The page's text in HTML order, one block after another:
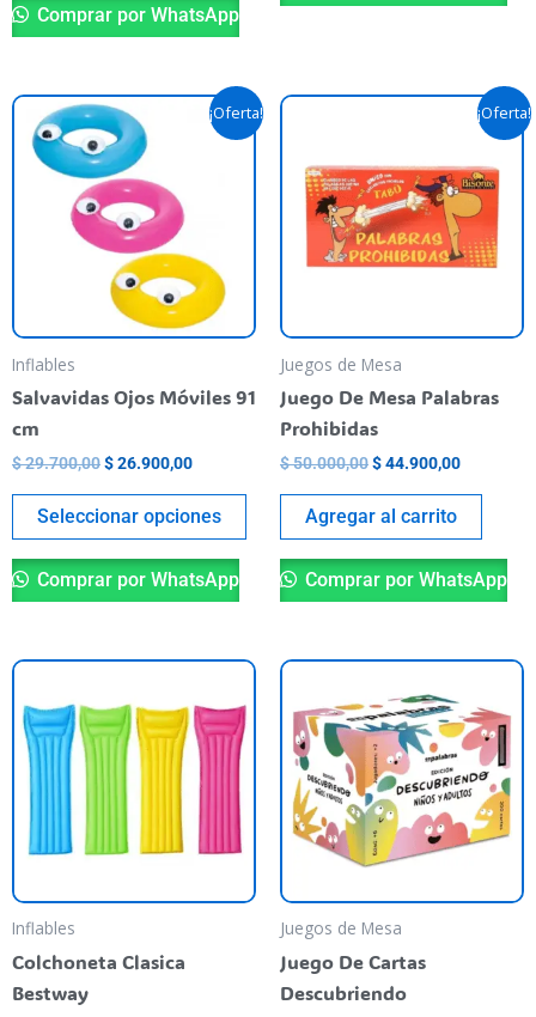
Comprar por WhatsApp
¡Oferta!
Inflables
Salvavidas Ojos Móviles 91
cm
$29.700,00
El
precio
original
era:
$ 29.700,00.
$26.900,00
El
precio
actual
Seleccionar opciones
Este
producto
variantes.
se
pueden
elegir
producto
Comprar por WhatsApp
¡Oferta!
Juegos de Mesa
Juego De Mesa Palabras
Prohibidas
$50.000,00
El
era:
$ 50.000,00.
$44.900,00
El
precio
actual
es:
$
Agregar al carrito
Comprar por WhatsApp
Inflables
Colchoneta Clasica
Bestway
Este
producto
tiene
varias
variantes.
opciones
se
pueden
elegir
Juegos de Mesa
Juego De Cartas
Descubriendo